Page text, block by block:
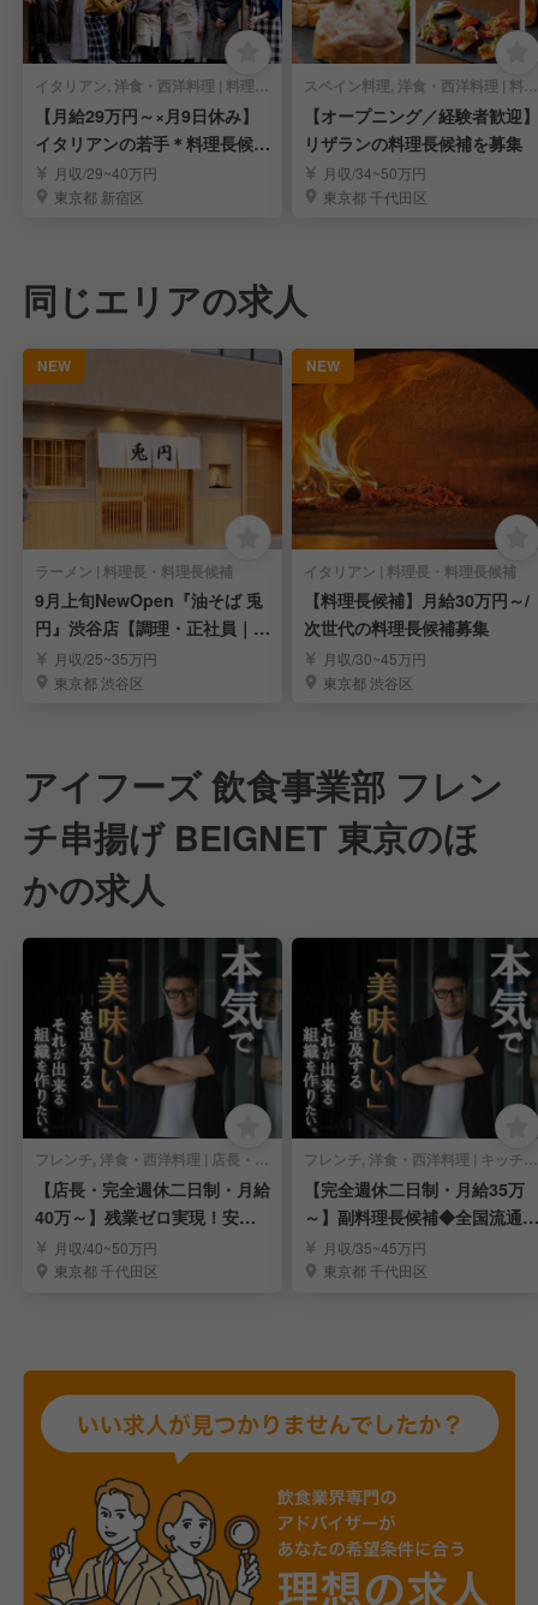
イタリアン, 洋食・西洋料理 | 料理長・料理長候補
【月給29万円～×月9日休み】
イタリアンの若手＊料理長候補
募集月収/29~40万円
東京都 新宿区
スペイン料理, 洋食・西洋料理 | 料理長・料理長候補
【オープニング／経験者歓迎】
リザランの料理長候補を募集
月収/34~50万円
東京都 千代田区
同じエリアの求人
NEW
ラーメン | 料理長・料理長候補
9月上旬NewOpen『油そば 兎
円』渋谷店【調理・正社員｜店
長候補】
月収/25~35万円
東京都 渋谷区
NEW
イタリアン | 料理長・料理長候補
【料理長候補】月給30万円～/
次世代の料理長候補募集
月収/30~45万円
東京都 渋谷区
アイフーズ 飲食事業部 フレン
チ串揚げ BEIGNET 東京のほ
かの求人
フレンチ, 洋食・西洋料理 | 店長・店長候補
【店長・完全週休二日制・月給
40万～】残業ゼロ実現！安定
成長企業◎
月収/40~50万円
東京都 千代田区
フレンチ, 洋食・西洋料理 | キッチンスタッフ
【完全週休二日制・月給35万
～】副料理長候補◆全国流通が
支える成長企業◎
月収/35~45万円
東京都 千代田区